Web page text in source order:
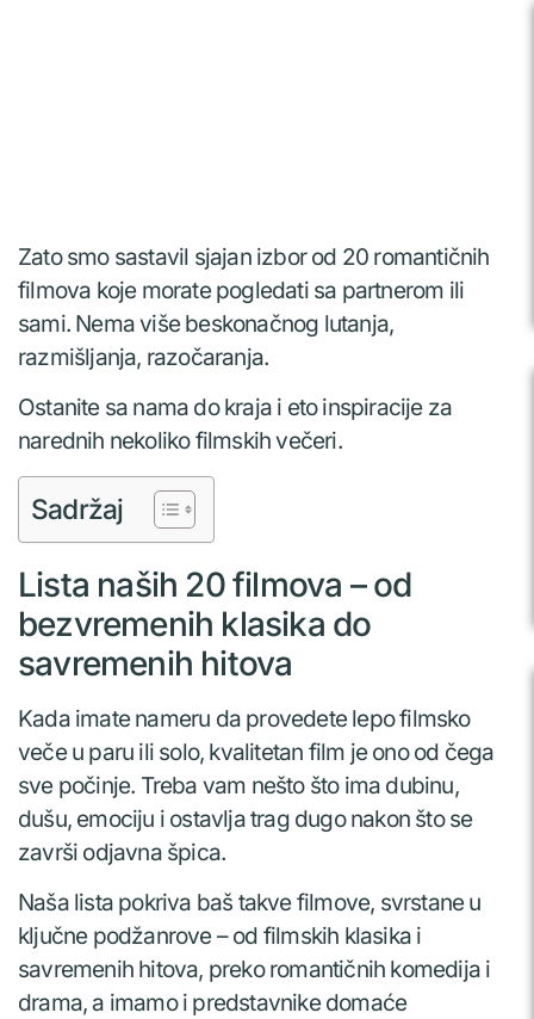
Zato smo sastavil sjajan izbor od 20 romantičnih
filmova koje morate pogledati sa partnerom ili
sami. Nema više beskonačnog lutanja,
razmišljanja, razočaranja.
Ostanite sa nama do kraja i eto inspiracije za
narednih nekoliko filmskih večeri.
Sadržaj
Lista naših 20 filmova – od
bezvremenih klasika do
savremenih hitova
Kada imate nameru da provedete lepo filmsko
veče u paru ili solo, kvalitetan film je ono od čega
sve počinje. Treba vam nešto što ima dubinu,
dušu, emociju i ostavlja trag dugo nakon što se
završi odjavna špica.
Naša lista pokriva baš takve filmove, svrstane u
ključne podžanrove – od filmskih klasika i
savremenih hitova, preko romantičnih komedija i
drama, a imamo i predstavnike domaće